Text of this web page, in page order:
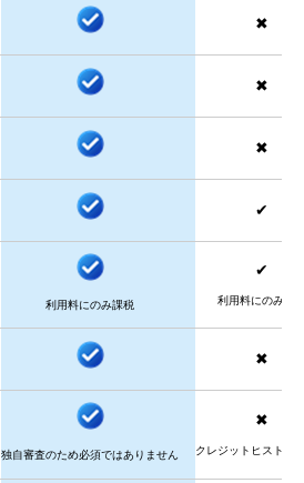
✖
✖
✖
✔
利用料にのみ課税
✔
利用料にのみ課
✖
独自審査のため必須ではありません
✖
クレジットヒストリ